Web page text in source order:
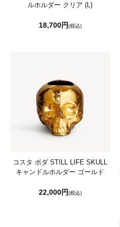
ルホルダー クリア (L)
18,700円(税込)
コスタ ボダ STILL LIFE SKULL
キャンドルホルダー ゴールド
22,000円(税込)